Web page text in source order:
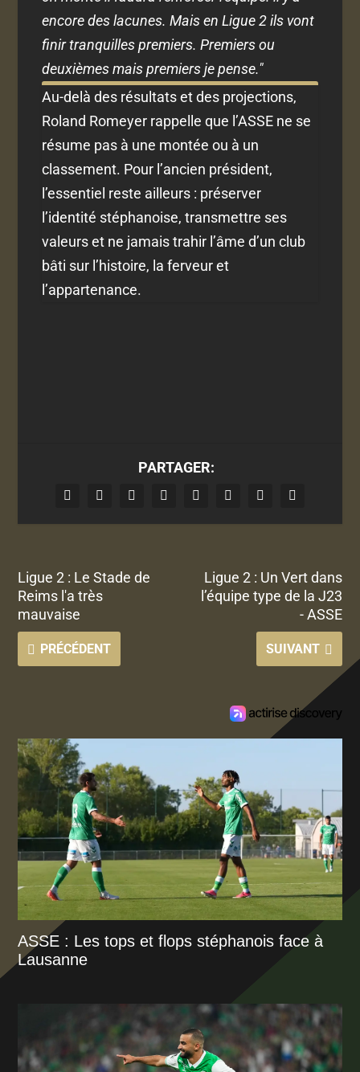
encore des lacunes. Mais en Ligue 2 ils vont
finir tranquilles premiers. Premiers ou
deuxièmes mais premiers je pense."
Au-delà des résultats et des projections,
Roland Romeyer rappelle que l’ASSE ne se
résume pas à une montée ou à un
classement. Pour l’ancien président,
l’essentiel reste ailleurs : préserver
l’identité stéphanoise, transmettre ses
valeurs et ne jamais trahir l’âme d’un club
bâti sur l’histoire, la ferveur et
l’appartenance.
PARTAGER:
Ligue 2 : Le Stade de
Reims l'a très
mauvaise
PRÉCÉDENT
Ligue 2 : Un Vert dans
l’équipe type de la J23
- ASSE
SUIVANT
ASSE : Les tops et flops stéphanois face à
Lausanne